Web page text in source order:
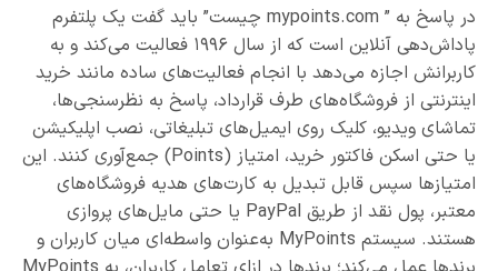
در پاسخ به ” mypoints.com چیست” باید گفت یک پلتفرم
پاداش‌دهی آنلاین است که از سال ۱۹۹۶ فعالیت می‌کند و به
کاربرانش اجازه می‌دهد با انجام فعالیت‌های ساده مانند خرید
اینترنتی از فروشگاه‌های طرف قرارداد، پاسخ به نظرسنجی‌ها،
تماشای ویدیو، کلیک روی ایمیل‌های تبلیغاتی، نصب اپلیکیشن
یا حتی اسکن فاکتور خرید، امتیاز (Points) جمع‌آوری کنند. این
امتیازها سپس قابل تبدیل به کارت‌های هدیه فروشگاه‌های
معتبر، پول نقد از طریق PayPal یا حتی مایل‌های پروازی
هستند. سیستم MyPoints به‌عنوان واسطه‌ای میان کاربران و